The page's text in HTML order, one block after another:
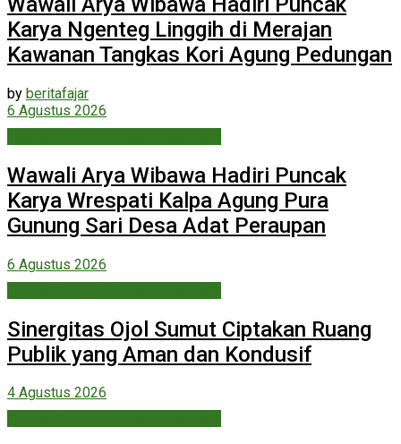
Karya Ngenteg Linggih di Merajan
Kawanan Tangkas Kori Agung Pedungan
by beritafajar
6 Agustus 2026
Wawali Arya Wibawa Hadiri Puncak
Karya Wrespati Kalpa Agung Pura
Gunung Sari Desa Adat Peraupan
6 Agustus 2026
Sinergitas Ojol Sumut Ciptakan Ruang
Publik yang Aman dan Kondusif
4 Agustus 2026